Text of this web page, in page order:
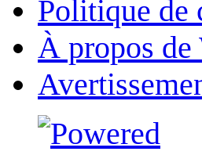
Politique de
À propos